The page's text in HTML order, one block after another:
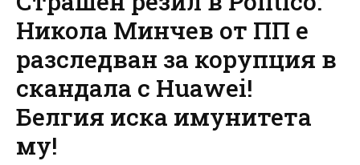
Никола Минчев от ПП е
разследван за корупция в
скандала с Huawei!
Белгия иска имунитета
му!